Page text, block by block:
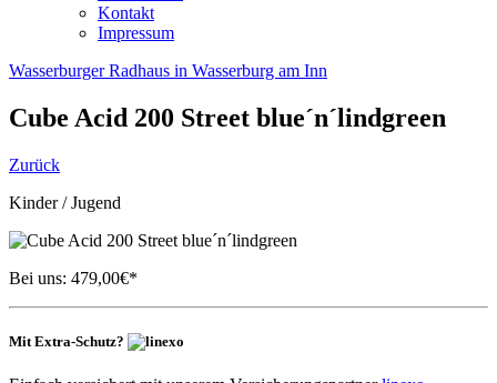
Kontakt
Impressum
Wasserburger Radhaus in Wasserburg am Inn
Cube Acid 200 Street blue´n´lindgreen
Zurück
Kinder / Jugend
Bei uns: 479,00€*
Mit Extra-Schutz?